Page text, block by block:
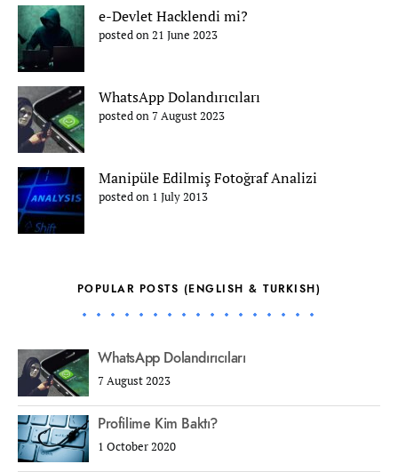
e-Devlet Hacklendi mi?
posted on 21 June 2023
WhatsApp Dolandırıcıları
posted on 7 August 2023
Manipüle Edilmiş Fotoğraf Analizi
posted on 1 July 2013
POPULAR POSTS (ENGLISH & TURKISH)
WhatsApp Dolandırıcıları
7 August 2023
Profilime Kim Baktı?
1 October 2020